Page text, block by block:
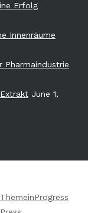
Erfolg
Innenräume
Pharmaindustrie
June 1,